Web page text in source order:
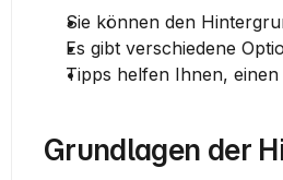
Sie können den
Es gibt verschiedene
Tipps helfen Ihnen,
Grundlagen der